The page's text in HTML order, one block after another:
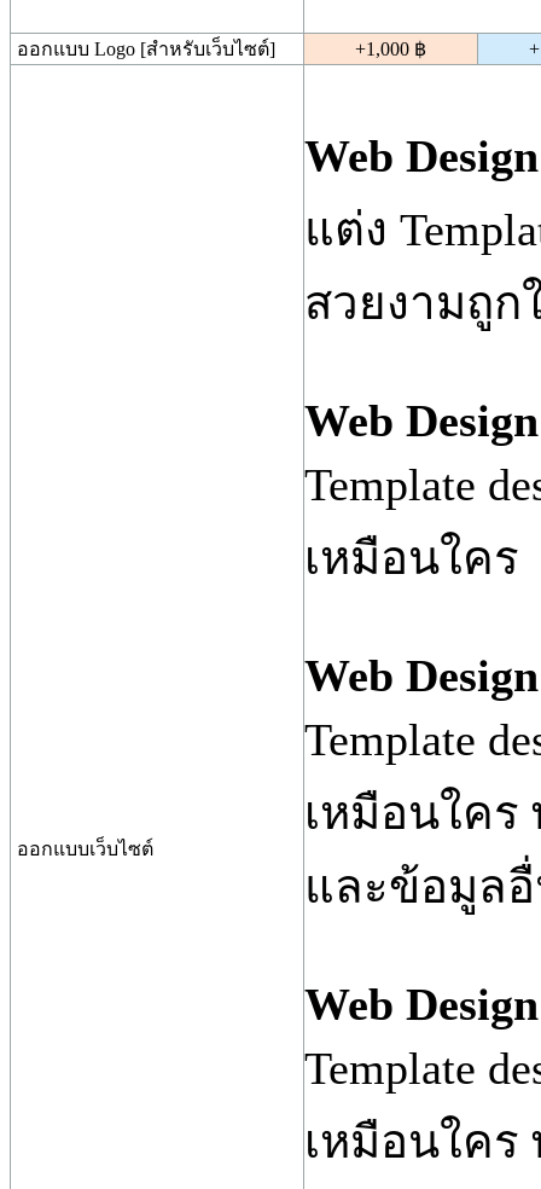
ออกแบบ Logo [สำหรับเว็บไซต์] +1,000 ฿
ออกแบบเว็บไซต์
Web
แต่ง
สวยงามถู
Web
Template
เหมือนใคร
Web
Template
เหมือนใค
และข้อมูลอื่
Web
Template
เหมือนใค